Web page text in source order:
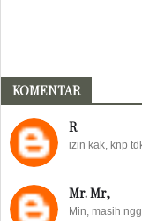
KOMENTAR
R
izin kak, knp
Mr. Mr,
Min, masih